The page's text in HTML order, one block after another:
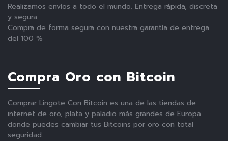
Realizamos envíos a todo el mundo. Entrega rápida, discreta
y segura
Compra de forma segura con nuestra garantía de entrega
del 100 %
Compra Oro con Bitcoin
Comprar Lingote Con Bitcoin es una de las tiendas de
internet de oro, plata y paladio más grandes de Europa
donde puedes cambiar tus Bitcoins por oro con total
seguridad.